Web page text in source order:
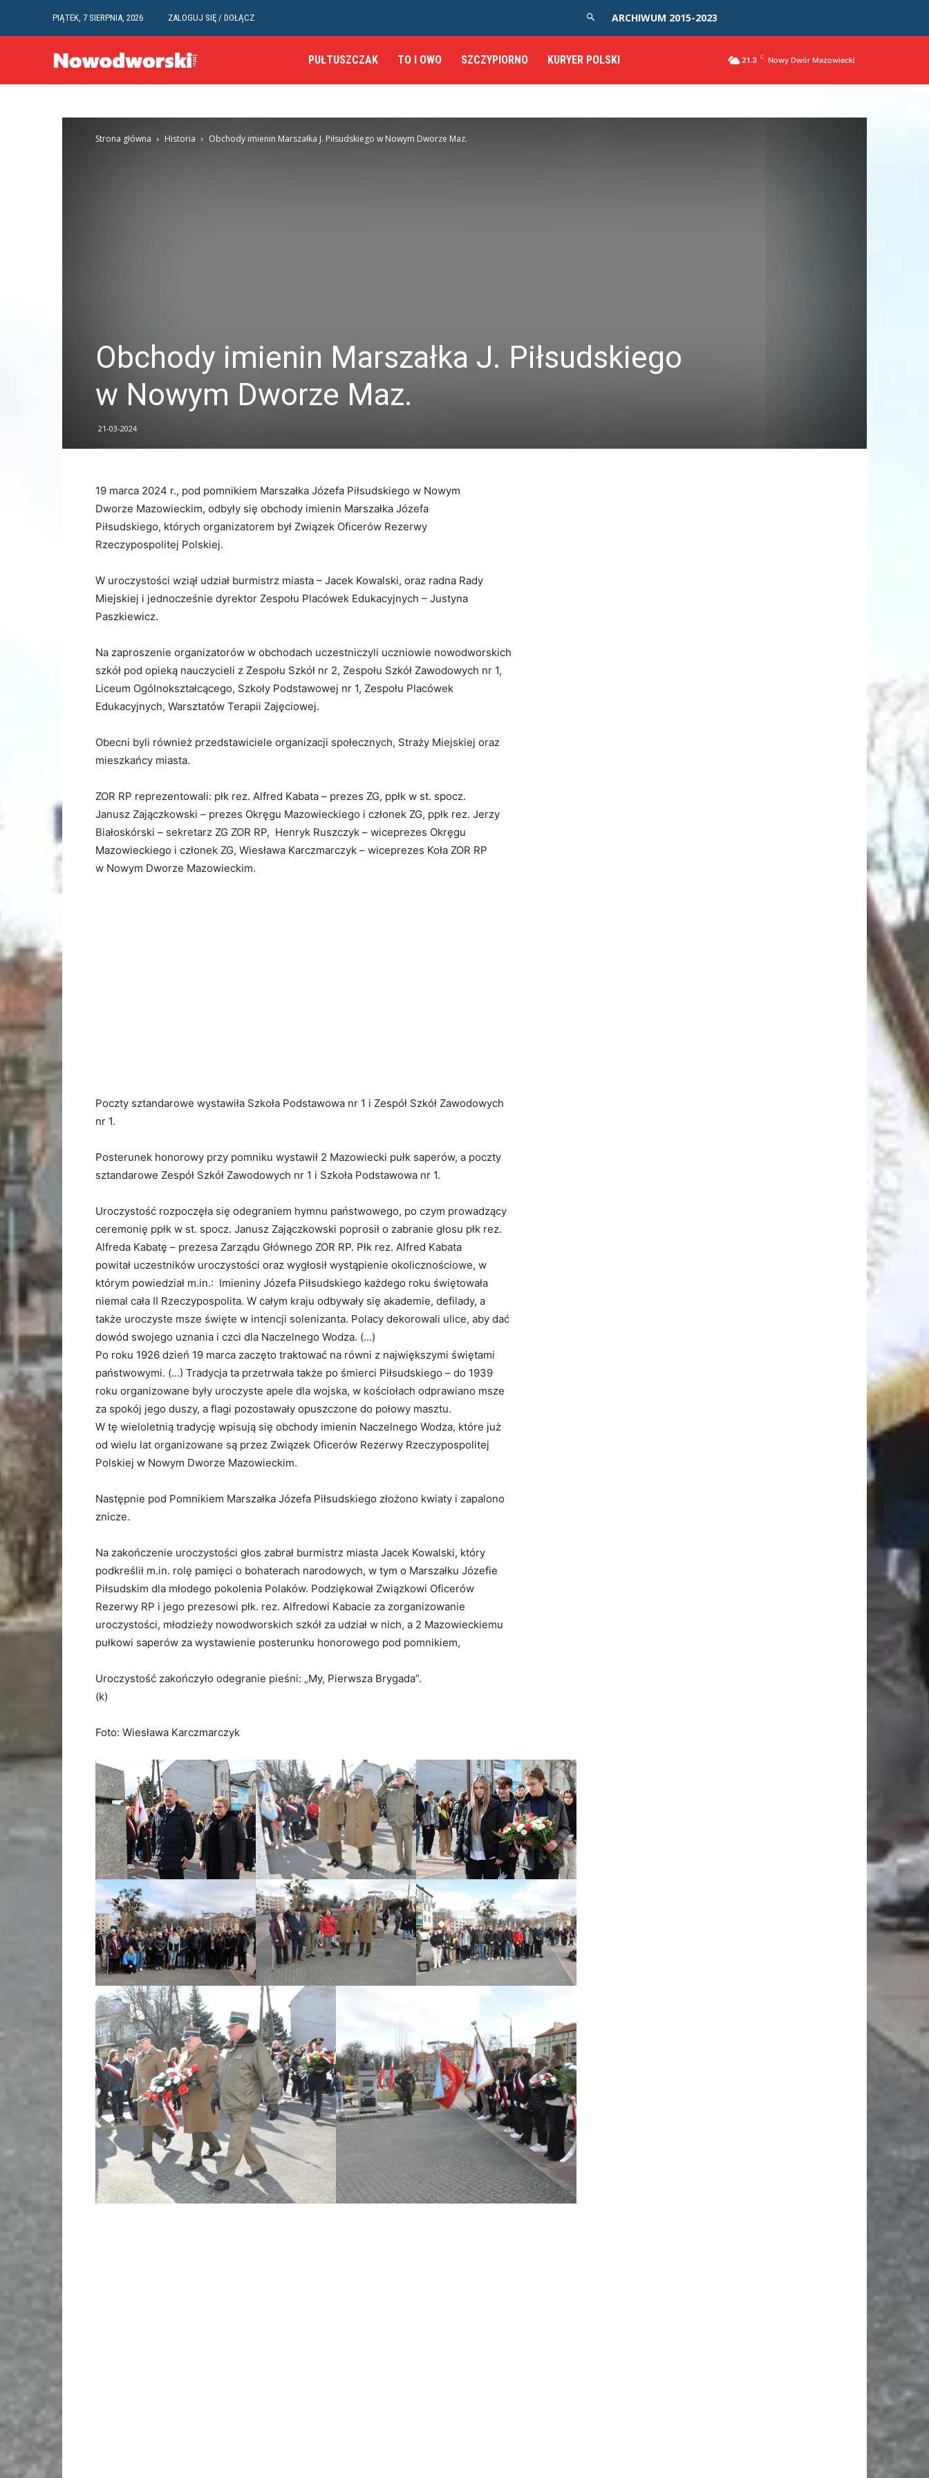
PIĄTEK, 7 SIERPNIA, 2026 ZALOGUJ SIĘ / DOŁĄCZ ARCHIWUM 2015-2023
PUŁTUSZCZAK TO I OWO SZCZYPIORNO KURYER POLSKI 21.3 C Nowy Dwór Mazowiecki
Strona główna Historia Obchody imienin Marszałka J. Piłsudskiego w Nowym Dworze Maz.
Obchody imienin Marszałka J. Piłsudskiego
w Nowym Dworze Maz.
21-03-2024
19 marca 2024 r., pod pomnikiem Marszałka Józefa Piłsudskiego w Nowym
Dworze Mazowieckim, odbyły się obchody imienin Marszałka Józefa
Piłsudskiego, których organizatorem był Związek Oficerów Rezerwy
Rzeczypospolitej Polskiej.
W uroczystości wziął udział burmistrz miasta – Jacek Kowalski, oraz radna Rady
Miejskiej i jednocześnie dyrektor Zespołu Placówek Edukacyjnych – Justyna
Paszkiewicz.
Na zaproszenie organizatorów w obchodach uczestniczyli uczniowie nowodworskich
szkół pod opieką nauczycieli z Zespołu Szkół nr 2, Zespołu Szkół Zawodowych nr 1,
Liceum Ogólnokształcącego, Szkoły Podstawowej nr 1, Zespołu Placówek
Edukacyjnych, Warsztatów Terapii Zajęciowej.
Obecni byli również przedstawiciele organizacji społecznych, Straży Miejskiej oraz
mieszkańcy miasta.
ZOR RP reprezentowali: płk rez. Alfred Kabata – prezes ZG, ppłk w st. spocz.
Janusz Zajączkowski – prezes Okręgu Mazowieckiego i członek ZG, ppłk rez. Jerzy
Białoskórski – sekretarz ZG ZOR RP, Henryk Ruszczyk – wiceprezes Okręgu
Mazowieckiego i członek ZG, Wiesława Karczmarczyk – wiceprezes Koła ZOR RP
w Nowym Dworze Mazowieckim.
Poczty sztandarowe wystawiła Szkoła Podstawowa nr 1 i Zespół Szkół Zawodowych
nr 1.
Posterunek honorowy przy pomniku wystawił 2 Mazowiecki pułk saperów, a poczty
sztandarowe Zespół Szkół Zawodowych nr 1 i Szkoła Podstawowa nr 1.
Uroczystość rozpoczęła się odegraniem hymnu państwowego, po czym prowadzący
ceremonię ppłk w st. spocz. Janusz Zajączkowski poprosił o zabranie głosu płk rez.
Alfreda Kabatę – prezesa Zarządu Głównego ZOR RP. Płk rez. Alfred Kabata
powitał uczestników uroczystości oraz wygłosił wystąpienie okolicznościowe, w
którym powiedział m.in.: Imieniny Józefa Piłsudskiego każdego roku świętowała
niemal cała II Rzeczypospolita. W całym kraju odbywały się akademie, defilady, a
także uroczyste msze święte w intencji solenizanta. Polacy dekorowali ulice, aby dać
dowód swojego uznania i czci dla Naczelnego Wodza. (…)
Po roku 1926 dzień 19 marca zaczęto traktować na równi z największymi świętami
państwowymi. (…) Tradycja ta przetrwała także po śmierci Piłsudskiego – do 1939
roku organizowane były uroczyste apele dla wojska, w kościołach odprawiano msze
za spokój jego duszy, a flagi pozostawały opuszczone do połowy masztu.
W tę wieloletnią tradycję wpisują się obchody imienin Naczelnego Wodza, które już
od wielu lat organizowane są przez Związek Oficerów Rezerwy Rzeczypospolitej
Polskiej w Nowym Dworze Mazowieckim.
Następnie pod Pomnikiem Marszałka Józefa Piłsudskiego złożono kwiaty i zapalono
znicze.
Na zakończenie uroczystości głos zabrał burmistrz miasta Jacek Kowalski, który
podkreślił m.in. rolę pamięci o bohaterach narodowych, w tym o Marszałku Józefie
Piłsudskim dla młodego pokolenia Polaków. Podziękował Związkowi Oficerów
Rezerwy RP i jego prezesowi płk. rez. Alfredowi Kabacie za zorganizowanie
uroczystości, młodzieży nowodworskich szkół za udział w nich, a 2 Mazowieckiemu
pułkowi saperów za wystawienie posterunku honorowego pod pomnikiem,
Uroczystość zakończyło odegranie pieśni: „My, Pierwsza Brygada”.
(k)
Foto: Wiesława Karczmarczyk